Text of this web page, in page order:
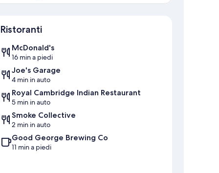
Ristoranti
McDonald's
16 min a piedi
Joe's Garage
4 min in auto
Royal Cambridge Indian Restaurant
5 min in auto
Smoke Collective
2 min in auto
Good George Brewing Co
11 min a piedi